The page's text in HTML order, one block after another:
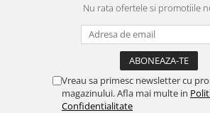
Nu rata ofertele si promotiile
Vreau sa primesc newsletter cu
magazinului. Afla mai multe in
Confidentialitate